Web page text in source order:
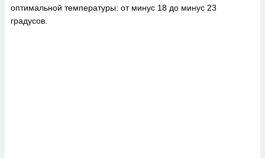
оптимальной температуры: от минус 18 до минус 23
градусов.